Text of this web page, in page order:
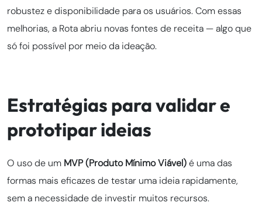
robustez e disponibilidade para os usuários. Com essas
melhorias, a Rota abriu novas fontes de receita — algo que
só foi possível por meio da ideação.
Estratégias para validar e
prototipar ideias
O uso de um MVP (Produto Mínimo Viável)é uma das
formas mais eficazes de testar uma ideia rapidamente,
sem a necessidade de investir muitos recursos.